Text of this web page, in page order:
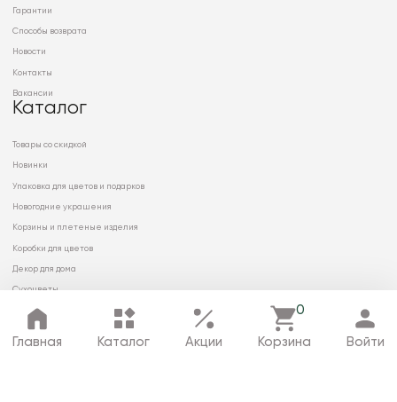
Главная Каталог Акции
0
Корзина Войти
Гарантии
Способы возврата
Новости
Контакты
Вакансии
Каталог
Товары со скидкой
Новинки
Упаковка для цветов и подарков
Новогодние украшения
Корзины и плетеные изделия
Коробки для цветов
Декор для дома
Сухоцветы
© 2026 ООО «МИРРЭЙ»